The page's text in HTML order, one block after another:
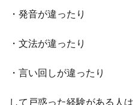
・発音が違ったり
・文法が違ったり
・言い回しが違ったり
して戸惑った経験がある人